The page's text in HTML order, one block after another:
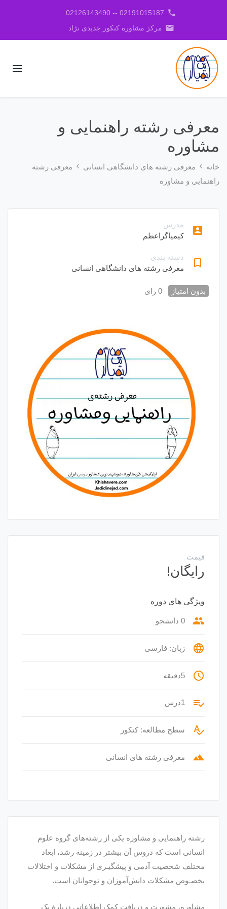
phone
02191015187 -- 02126143490
email مرکز مشاوره کنکور جدیدی نژاد
معرفی رشته راهنمایی و
مشاوره
خانه معرفی رشته های دانشگاهی انسانی
معرفی رشته
راهنمایی و مشاوره
account_box
مدرس
کیمیاگراعظم
bookmark_border
دسته بندی
معرفی رشته های دانشگاهی انسانی
بدون امتیاز 0 رای
قیمت
رایگان!
ویژگی های دوره
group 0 دانشجو
language زبان: فارسی
access_time 5دقیقه
playlist_add_check 1درس
spellcheck سطح مطالعه: کنکور
terrain معرفی رشته های انسانی
رشته راهنمایی و مشاوره یکی از رشته‌های گروه علوم
انسانی است که دروس آن بیشتر در زمینه رشد، ابعاد
مختلف شخصیت آدمی و پیشگیـری از مشکلات و اختلالات
بخصـوص مشکلات دانش‌آموزان و نوجوانان است.
مشاوره، مشورت و دریافت کمک اطلاعاتی دربارهٔ یک